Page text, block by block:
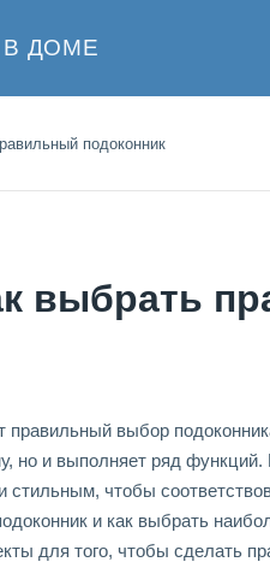
ДОМЕ
подоконник
выбрать
правильный выбор
но и выполняет ряд
чтобы
и как выбрать
для того, чтобы сделать